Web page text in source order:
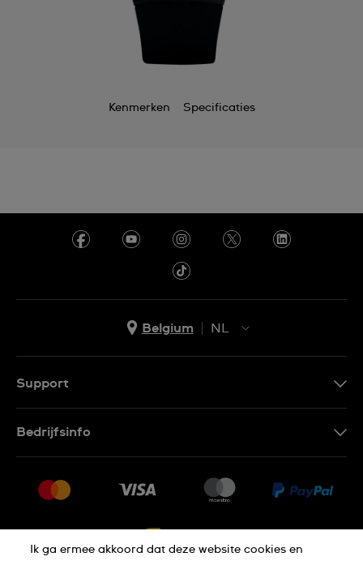
Kenmerken Specificaties
Belgium
NL
Support
Retournering
Verkoopvoorwaarden
Bedrijfsinfo
Vacatures
Ik ga ermee akkoord dat deze website cookies en